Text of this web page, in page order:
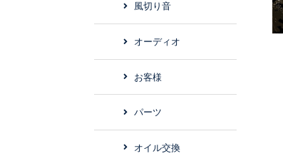
風切り音
オーディオ
お客様
パーツ
オイル交換